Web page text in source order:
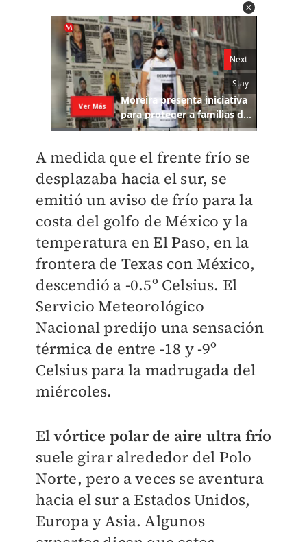
A medida que el frente frío se
desplazaba hacia el sur, se
emitió un aviso de frío para la
costa del golfo de México y la
temperatura en El Paso, en la
frontera de Texas con México,
descendió a -0.5º Celsius. El
Servicio Meteorológico
Nacional predijo una sensación
térmica de entre -18 y -9º
Celsius para la madrugada del
miércoles.
Elvórtice polar de aire ultra frío
suele girar alrededor del Polo
Norte, pero a veces se aventura
hacia el sur a Estados Unidos,
Europa y Asia. Algunos